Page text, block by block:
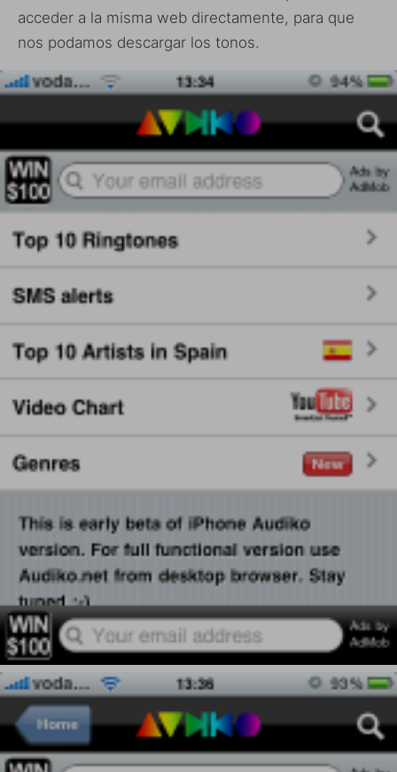
acceder a la misma web directamente, para que
nos podamos descargar los tonos.